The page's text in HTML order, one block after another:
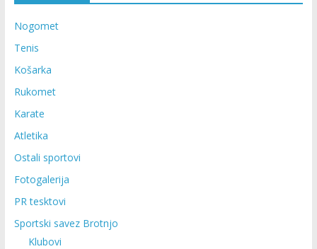
Nogomet
Tenis
Košarka
Rukomet
Karate
Atletika
Ostali sportovi
Fotogalerija
PR tesktovi
Sportski savez Brotnjo
Klubovi